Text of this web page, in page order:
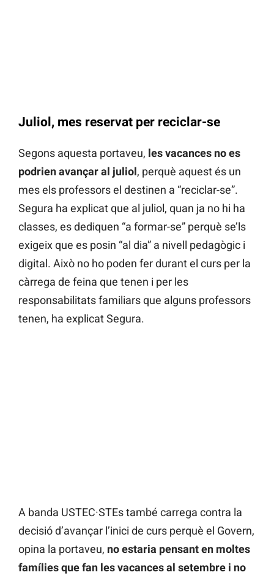
Juliol, mes reservat per reciclar-se
Segons aquesta portaveu, les vacances no es
podrien avançar al juliol, perquè aquest és un
mes els professors el destinen a “reciclar-se”.
Segura ha explicat que al juliol, quan ja no hi ha
classes, es dediquen “a formar-se” perquè se’ls
exigeix que es posin “al dia” a nivell pedagògic i
digital. Això no ho poden fer durant el curs per la
càrrega de feina que tenen i per les
responsabilitats familiars que alguns professors
tenen, ha explicat Segura.
A banda USTEC·STEs també carrega contra la
decisió d’avançar l’inici de curs perquè el Govern,
opina la portaveu, no estaria pensant en moltes
famílies que fan les vacances al setembre i no